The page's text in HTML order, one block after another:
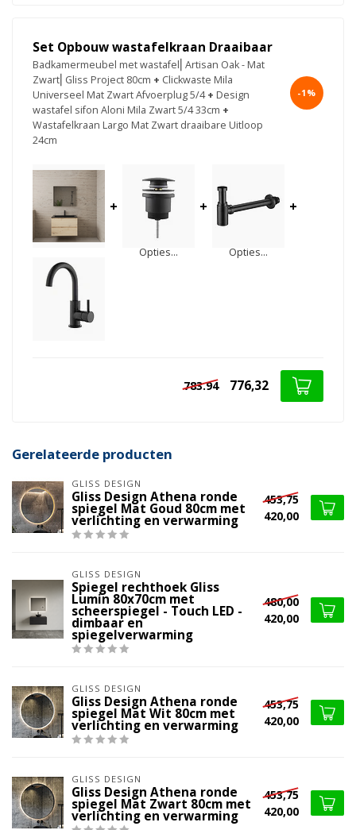
Set Opbouw wastafelkraan Draaibaar
Badkamermeubel met wastafel⎢Artisan Oak - Mat
Zwart⎢Gliss Project 80cm + Clickwaste Mila
Universeel Mat Zwart Afvoerplug 5/4 + Design
wastafel sifon Aloni Mila Zwart 5/4 33cm +
Wastafelkraan Largo Mat Zwart draaibare Uitloop
24cm
-1%
+
Opties...
+
Opties...
+
783.94 776,32
Gerelateerde producten
GLISS DESIGN
Gliss Design Athena ronde
spiegel Mat Goud 80cm met
verlichting en verwarming
453,75
420,00
GLISS DESIGN
Spiegel rechthoek Gliss
Lumin 80x70cm met
scheerspiegel - Touch LED -
dimbaar en
spiegelverwarming
480,00
420,00
GLISS DESIGN
Gliss Design Athena ronde
spiegel Mat Wit 80cm met
verlichting en verwarming
453,75
420,00
GLISS DESIGN
Gliss Design Athena ronde
spiegel Mat Zwart 80cm met
verlichting en verwarming
453,75
420,00